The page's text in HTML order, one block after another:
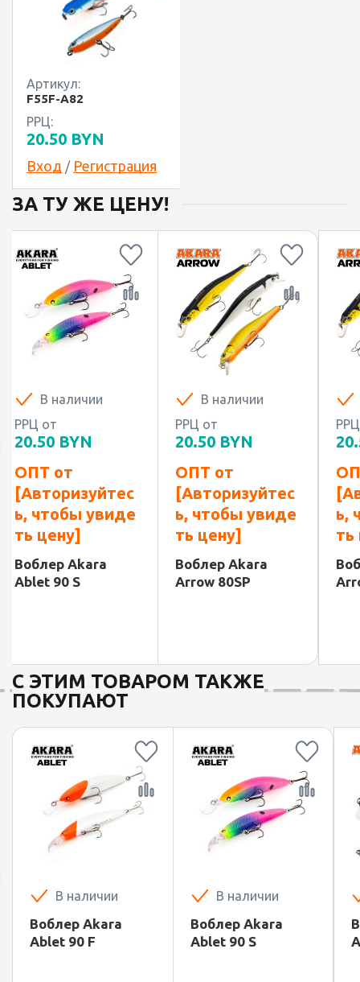
Артикул:
F55F-A82
РРЦ:
20.50 BYN
Вход / Регистрация
ЗА ТУ ЖЕ ЦЕНУ!
В наличии
РРЦ от
20.50 BYN
ОПТ от
[Авторизуйтес
ь, чтобы увиде
ть цену]
Воблер Akara
Ablet 90 S
В наличии
РРЦ от
20.50 BYN
ОПТ от
[Авторизуйтес
ь, чтобы увиде
ть цену]
Воблер Akara
Arrow 80SP
ь,
ть
С ЭТИМ ТОВАРОМ ТАКЖЕ
ПОКУПАЮТ
В наличии
Воблер Akara
Ablet 90 F
В наличии
Воблер Akara
Ablet 90 S